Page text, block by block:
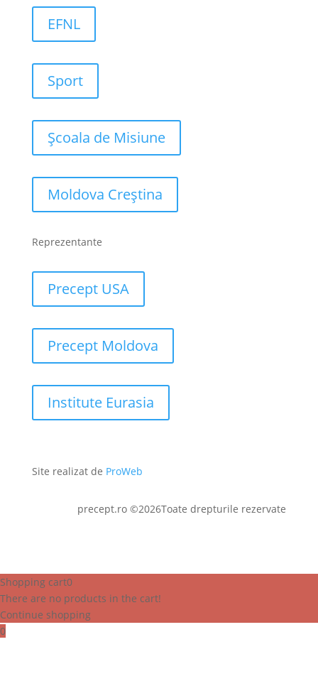
EFNL
Sport
Școala de Misiune
Moldova Creștina
Reprezentante
Precept USA
Precept Moldova
Institute Eurasia
Site realizat de ProWeb
precept.ro ©2026Toate drepturile rezervate
Shopping cart0
There are no products in the cart!
Continue shopping
0